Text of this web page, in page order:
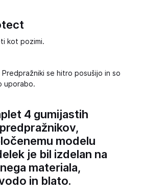
kot pozimi.
se hitro posušijo in so
uporabo.
4 gumijastih
modelu
je bil izdelan na
materiala,
in blato.